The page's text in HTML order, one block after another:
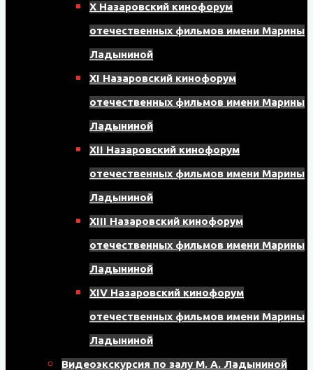
X Назаровский кинофорум
отечественных фильмов имени Марины
Ладыниной
XI Назаровский кинофорум
отечественных фильмов имени Марины
Ладыниной
XII Назаровский кинофорум
отечественных фильмов имени Марины
Ладыниной
XIII Назаровский кинофорум
отечественных фильмов имени Марины
Ладыниной
XIV Назаровский кинофорум
отечественных фильмов имени Марины
Ладыниной
Видеоэкскурсия по залу М. А. Ладыниной